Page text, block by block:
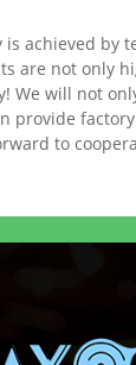
achieved
not only
We will not
to